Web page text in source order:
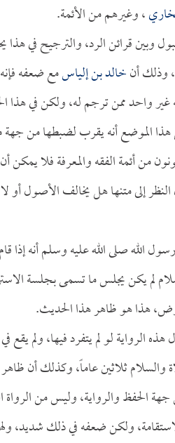
، وغيرهم من الأئمة.
وبين قرائن الرد، والترجيح في هذا
وذلك أنخالد بن إلياسمع ضعفه
غير واحد ممن ترجم له، ولكن في
الموضع أنه يقرب لضبطها من جهة
أئمة الفقه والمعرفة فلا يمكن
النظر إلى متنها هل يخالف الأصول
الله صلى الله عليه وسلم أنه
لم يكن يجلس ما تسمى بجلسة
هذا هو ظاهر هذا الحديث.
الرواية لو لم يتفرد فيها، ولم يقع
والسلام ثلاثين عاماً، وكذلك أن
الحفظ والرواية، وليس من الرواة
ولكن ضعفه في ذلك شديد،